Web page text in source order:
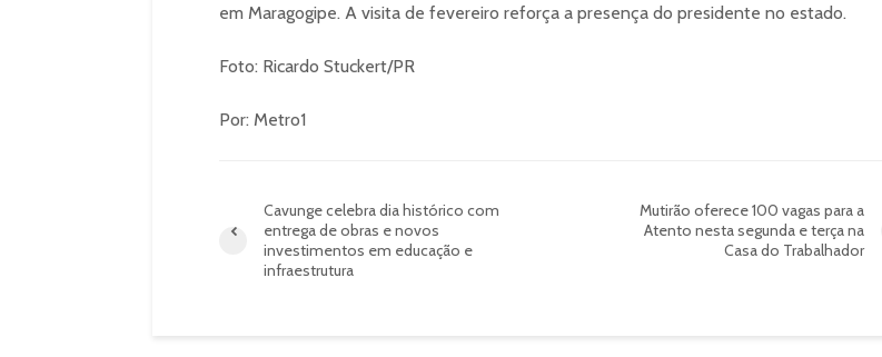
em Maragogipe. A visita de fevereiro reforça a presença do presidente no estado.
Foto: Ricardo Stuckert/PR
Por: Metro1
Cavunge celebra dia histórico com
entrega de obras e novos
investimentos em educação e
infraestrutura
Mutirão oferece 100 vagas para a
Atento nesta segunda e terça na
Casa do Trabalhador